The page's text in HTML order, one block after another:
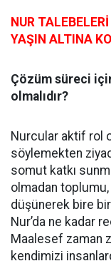
NUR
YAŞIN ALTINA
Çözüm süreci
olmalıdır?
Nurcular aktif rol
söylemekten
somut katkı
olmadan
düşünerek bire
Nur’da ne kadar
Maalesef zaman
kendimizi